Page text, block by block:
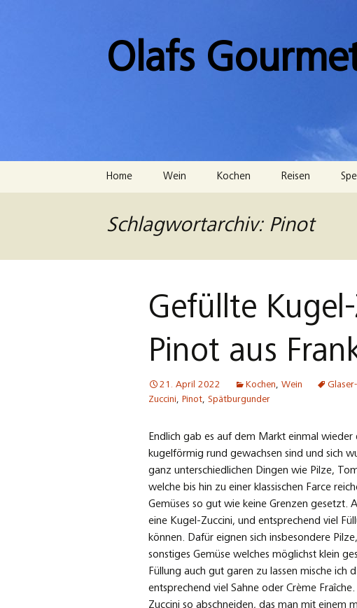
Olafs
Home Wein Kochen Reisen
Schlagwortarchiv: Pinot
Gefüllte
Pinot aus
21. April 2022 Kochen, Wein
Zuccini, Pinot, Spätburgunder
Endlich gab es auf dem Markt einmal
kugelförmig rund gewachsen sind und sich
ganz unterschiedlichen Dingen wie Pilze,
welche bis hin zu einer klassischen Farce
Gemüses so gut wie keine Grenzen gesetzt.
eine Kugel-Zuccini, und entsprechend viel
können. Dafür eignen sich insbesondere
sonstiges Gemüse welches möglichst klein
Füllung auch gut garen zu lassen mische
entsprechend viel Sahne oder Crème
Zuccini so abschneiden, das man mit einem